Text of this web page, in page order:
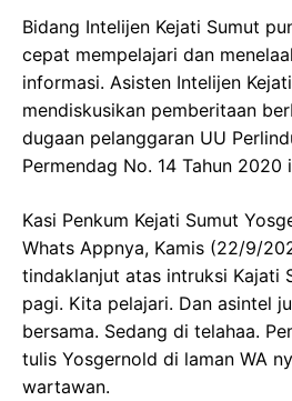
Bidang Intelijen Kejati Sumut
cepat mempelajari dan
informasi. Asisten Intelijen
mendiskusikan pemberitaan
dugaan pelanggaran UU
Permendag No. 14 Tahun 2020
Kasi Penkum Kejati Sumut
Whats Appnya, Kamis (22/9/
tindaklanjut atas intruksi Kajati
pagi. Kita pelajari. Dan asintel
bersama. Sedang di telahaa.
tulis Yosgernold di laman WA
wartawan.